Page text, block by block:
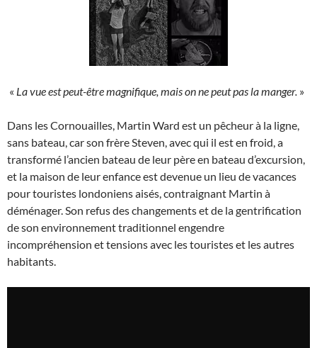
« La vue est peut-être magnifique, mais on ne peut pas la manger. »
Dans les Cornouailles, Martin Ward est un pêcheur à la ligne,
sans bateau, car son frère Steven, avec qui il est en froid, a
transformé l’ancien bateau de leur père en bateau d’excursion,
et la maison de leur enfance est devenue un lieu de vacances
pour touristes londoniens aisés, contraignant Martin à
déménager. Son refus des changements et de la gentrification
de son environnement traditionnel engendre
incompréhension et tensions avec les touristes et les autres
habitants.